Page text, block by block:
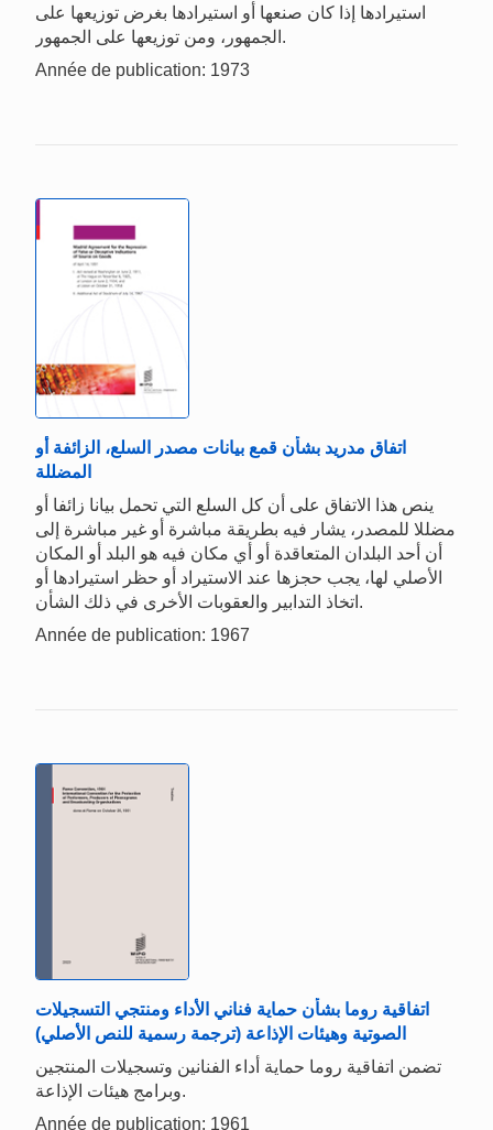
استيرادها إذا كان صنعها أو استيرادها بغرض توزيعها على
الجمهور، ومن توزيعها على الجمهور.
Année de publication: 1973
اتفاق مدريد بشأن قمع بيانات مصدر السلع، الزائفة أو
المضللة
ينص هذا الاتفاق على أن كل السلع التي تحمل بيانا زائفا أو
مضللا للمصدر، يشار فيه بطريقة مباشرة أو غير مباشرة إلى
أن أحد البلدان المتعاقدة أو أي مكان فيه هو البلد أو المكان
الأصلي لها، يجب حجزها عند الاستيراد أو حظر استيرادها أو
اتخاذ التدابير والعقوبات الأخرى في ذلك الشأن.
Année de publication: 1967
اتفاقية روما بشأن حماية فناني الأداء ومنتجي التسجيلات
الصوتية وهيئات الإذاعة (ترجمة رسمية للنص الأصلي)
تضمن اتفاقية روما حماية أداء الفنانين وتسجيلات المنتجين
وبرامج هيئات الإذاعة.
Année de publication: 1961